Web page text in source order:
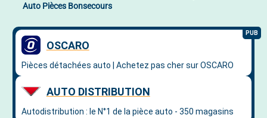
Auto Pièces Bonsecours